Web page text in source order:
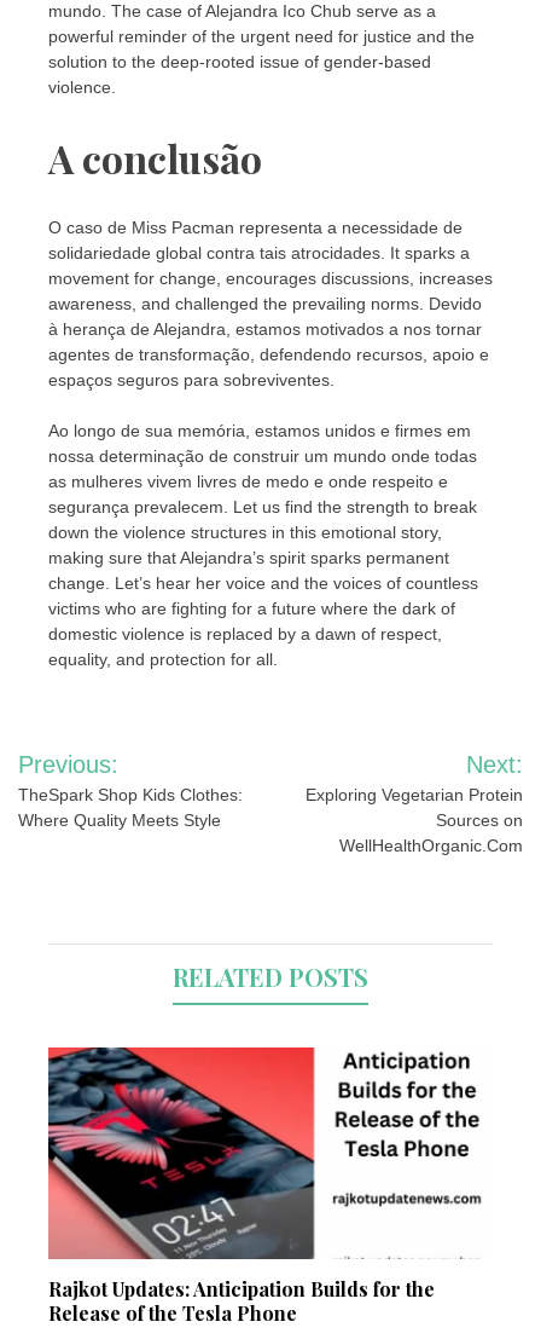
mundo. The case of Alejandra Ico Chub serve as a
powerful reminder of the urgent need for justice and the
solution to the deep-rooted issue of gender-based
violence.
A conclusão
O caso de Miss Pacman representa a necessidade de
solidariedade global contra tais atrocidades. It sparks a
movement for change, encourages discussions, increases
awareness, and challenged the prevailing norms. Devido
à herança de Alejandra, estamos motivados a nos tornar
agentes de transformação, defendendo recursos, apoio e
espaços seguros para sobreviventes.
Ao longo de sua memória, estamos unidos e firmes em
nossa determinação de construir um mundo onde todas
as mulheres vivem livres de medo e onde respeito e
segurança prevalecem. Let us find the strength to break
down the violence structures in this emotional story,
making sure that Alejandra’s spirit sparks permanent
change. Let’s hear her voice and the voices of countless
victims who are fighting for a future where the dark of
domestic violence is replaced by a dawn of respect,
equality, and protection for all.
Post
navigation
Previous:
TheSpark Shop Kids Clothes:
Where Quality Meets Style
Next:
Exploring Vegetarian Protein
Sources on
WellHealthOrganic.Com
RELATED POSTS
Rajkot Updates: Anticipation Builds for the
Release of the Tesla Phone